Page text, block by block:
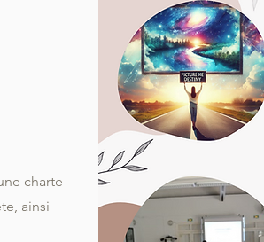
charte
ainsi